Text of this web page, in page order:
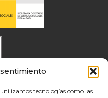
utilizamos tecnologías como las